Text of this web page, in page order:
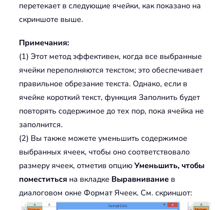
перетекает в следующие ячейки, как показано на
скриншоте выше.
Примечания:
(1) Этот метод эффективен, когда все выбранные
ячейки переполняются текстом; это обеспечивает
правильное обрезание текста. Однако, если в
ячейке короткий текст, функция Заполнить будет
повторять содержимое до тех пор, пока ячейка не
заполнится.
(2) Вы также можете уменьшить содержимое
выбранных ячеек, чтобы оно соответствовало
размеру ячеек, отметив опциюУменьшить, чтобы
поместиться на вкладке Выравнивание в
диалоговом окне Формат Ячеек. См. скриншот: